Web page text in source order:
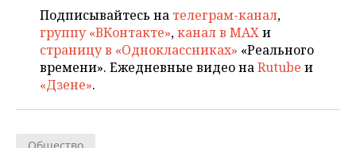
Подписывайтесь на телеграм-канал,
группу «ВКонтакте»,канал в MAXи
страницу в «Одноклассниках» «Реального
времени». Ежедневные видео наRutube и
«Дзене».